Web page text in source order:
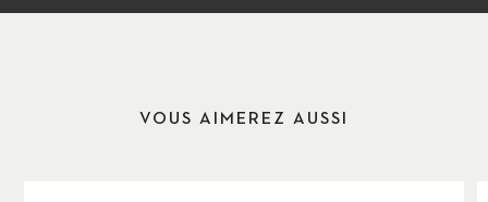
VOUS AIMEREZ AUSSI